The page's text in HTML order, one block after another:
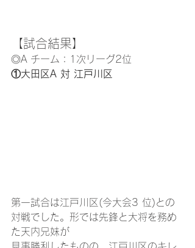
【試合結果】
◎A チーム：1次リーグ2位
①大田区A 対 江戸川区
第一試合は江戸川区(今大会3 位)との
対戦でした。形では先鋒と大将を務め
た天内兄妹が